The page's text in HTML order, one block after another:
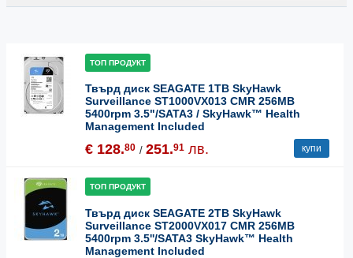
ТОП ПРОДУКТ
Твърд диск SEAGATE 1TB SkyHawk
Surveillance ST1000VX013 CMR 256MB
5400rpm 3.5"/SATA3 / SkyHawk™ Health
Management Included
€ 128.80 / 251.91 лв. купи
ТОП ПРОДУКТ
Твърд диск SEAGATE 2TB SkyHawk
Surveillance ST2000VX017 CMR 256MB
5400rpm 3.5''/SATA3 SkyHawk™ Health
Management Included